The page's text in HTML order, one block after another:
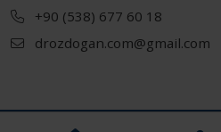
+90 (538) 677 60 18
drozdogan.com@gmail.com